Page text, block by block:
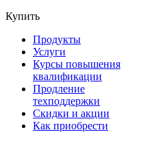
Купить
Продукты
Услуги
Курсы повышения
квалификации
Продление
техподдержки
Скидки и акции
Как приобрести